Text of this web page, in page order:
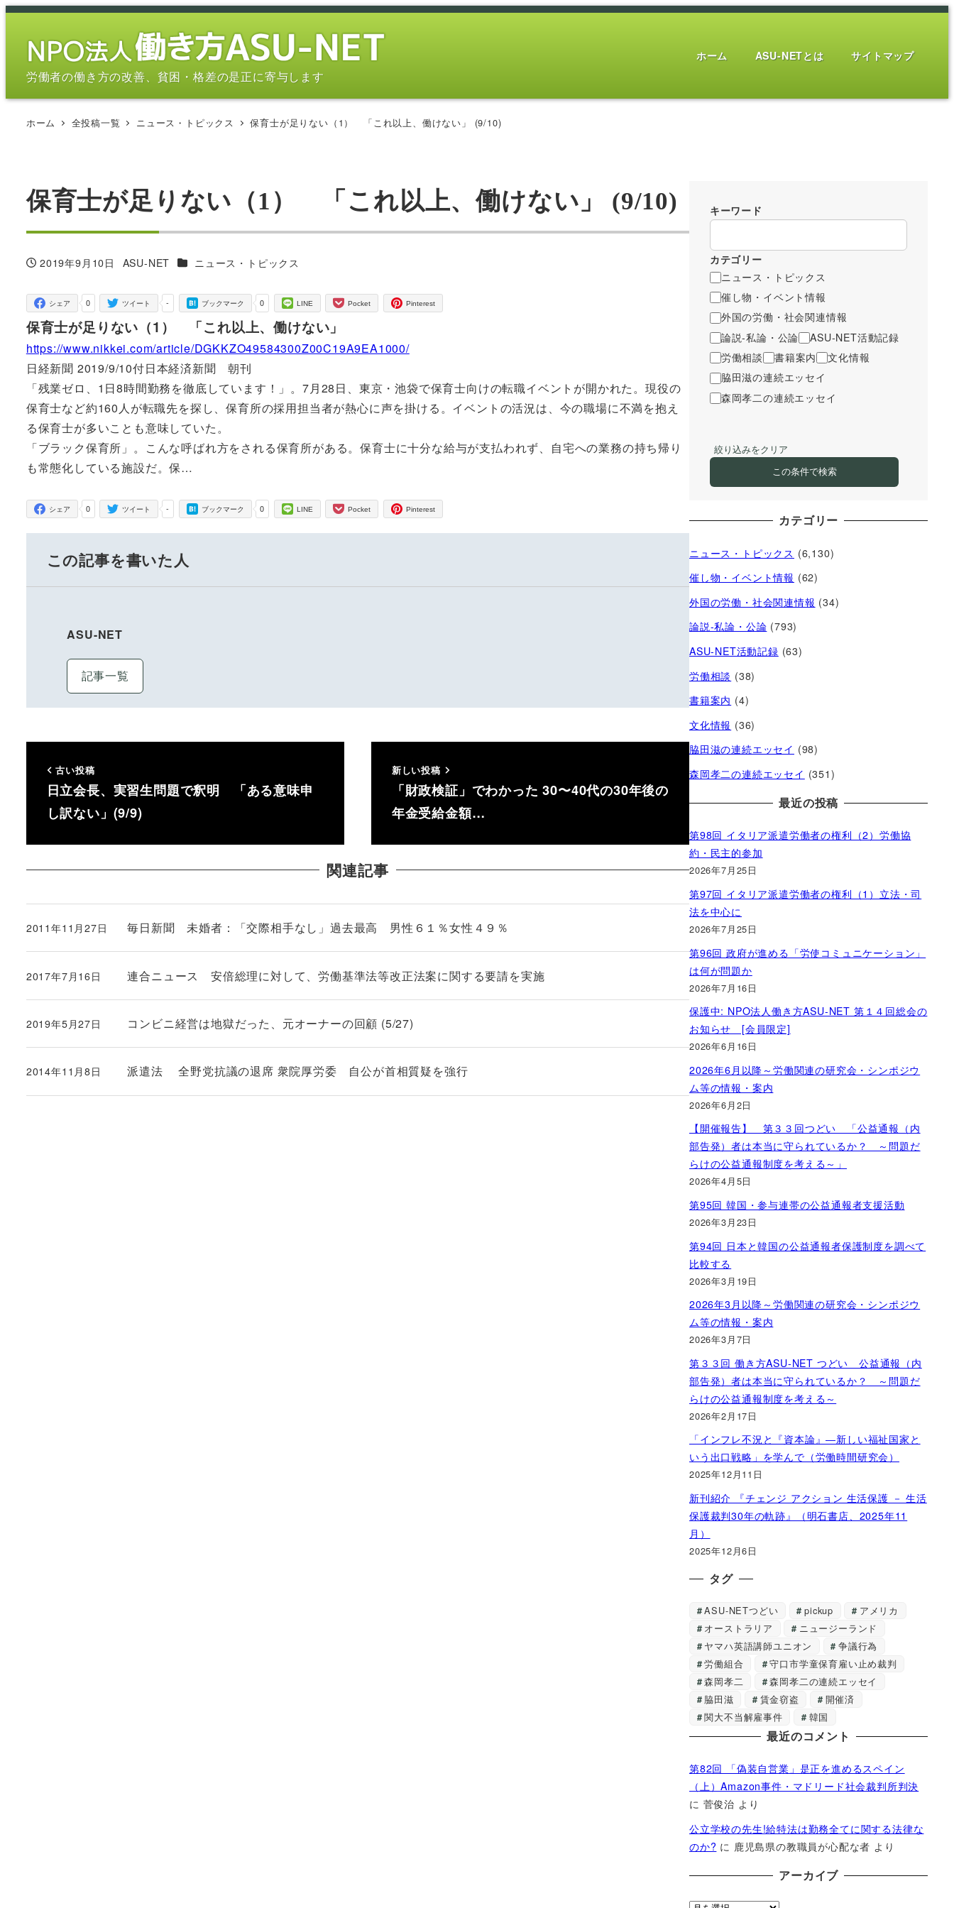
メ
労働者の働き方の改善、貧困・格差の是正に寄与します
ホーム ASU-NETとは サイトマップ
ホーム 全投稿一覧 ニュース・トピックス 保育士が足りない（1） 「これ以上、働けない」 (9/10)
保育士が足りない（1） 「これ以上、働けない」 (9/10)
投稿日
2019年9月10日
著
ASU-NET カテゴリー
ニュース・トピックス
0
シェア -
ツイート 0
ブックマーク LINE Pocket Pinterest
保育士が足りない（1） 「これ以上、働けない」
https://www.nikkei.com/article/DGKKZO49584300Z00C19A9EA1000/
日経新聞 2019/9/10付日本経済新聞 朝刊
「残業ゼロ、1日8時間勤務を徹底しています！」。7月28日、東京・池袋で保育士向けの転職イベントが開かれた。現役の
保育士など約160人が転職先を探し、保育所の採用担当者が熱心に声を掛ける。イベントの活況は、今の職場に不満を抱え
る保育士が多いことも意味していた。
「ブラック保育所」。こんな呼ばれ方をされる保育所がある。保育士に十分な給与が支払われず、自宅への業務の持ち帰り
も常態化している施設だ。保…
0
シェア -
ツイート 0
ブックマーク LINE Pocket Pinterest
この記事を書いた人
ASU-NET
記事一覧
古い投稿
日立会長、実習生問題で釈明 「ある意味申
し訳ない」(9/9)
新しい投稿
「財政検証」でわかった 30〜40代の30年後の
年金受給金額…
関連記事
毎日新聞 未婚者：「交際相手なし」過去最高 男性６１％女性４９％
投稿日
2011年11月27日
連合ニュース 安倍総理に対して、労働基準法等改正法案に関する要請を実施
投稿日
2017年7月16日
コンビニ経営は地獄だった、元オーナーの回顧 (5/27)
投稿日
2019年5月27日
派遣法 全野党抗議の退席 衆院厚労委 自公が首相質疑を強行
投稿日
2014年11月8日
キーワード
カテゴリー
ニュース・トピックス
催し物・イベント情報
外国の労働・社会関連情報
論説-私論・公論
ASU-NET活動記録
労働相談
書籍案内
文化情報
脇田滋の連続エッセイ
森岡孝二の連続エッセイ
絞り込みをクリア
この条件で検索
カテゴリー
ニュース・トピックス (6,130)
催し物・イベント情報 (62)
外国の労働・社会関連情報 (34)
論説-私論・公論 (793)
ASU-NET活動記録 (63)
労働相談 (38)
書籍案内 (4)
文化情報 (36)
脇田滋の連続エッセイ (98)
森岡孝二の連続エッセイ (351)
最近の投稿
第98回 イタリア派遣労働者の権利（2）労働協
約・民主的参加
2026年7月25日
第97回 イタリア派遣労働者の権利（1）立法・司
法を中心に
2026年7月25日
第96回 政府が進める「労使コミュニケーション」
は何が問題か
2026年7月16日
保護中: NPO法人働き方ASU-NET 第１４回総会の
お知らせ [会員限定]
2026年6月16日
2026年6月以降～労働関連の研究会・シンポジウ
ム等の情報・案内
2026年6月2日
【開催報告】 第３３回つどい 「公益通報（内
部告発）者は本当に守られているか？ ～問題だ
らけの公益通報制度を考える～」
2026年4月5日
第95回 韓国・参与連帯の公益通報者支援活動
2026年3月23日
第94回 日本と韓国の公益通報者保護制度を調べて
比較する
2026年3月19日
2026年3月以降～労働関連の研究会・シンポジウ
ム等の情報・案内
2026年3月7日
第３３回 働き方ASU-NET つどい 公益通報（内
部告発）者は本当に守られているか？ ～問題だ
らけの公益通報制度を考える～
2026年2月17日
「インフレ不況と『資本論』―新しい福祉国家と
いう出口戦略」を学んで（労働時間研究会）
2025年12月11日
新刊紹介 『チェンジ アクション 生活保護 － 生活
保護裁判30年の軌跡』（明石書店、2025年11
月）
2025年12月6日
タグ
ASU-NETつどい pickup
アメリカ
オーストラリア
ニュージーランド
ヤマハ英語講師ユニオン
争議行為
労働組合
守口市学童保育雇い止め裁判
森岡孝二
森岡孝二の連続エッセイ
脇田滋
賃金窃盗
開催済
関大不当解雇事件
韓国
最近のコメント
第82回 「偽装自営業」是正を進めるスペイン
（上）Amazon事件・マドリード社会裁判所判決
に 菅俊治 より
公立学校の先生!給特法は勤務全てに関する法律な
のか? に 鹿児島県の教職員が心配な者 より
アーカイブ